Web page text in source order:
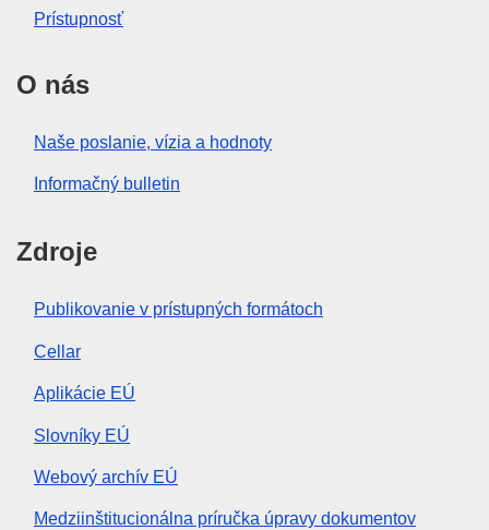
Prístupnosť
O nás
Naše poslanie, vízia a hodnoty
Informačný bulletin
Zdroje
Publikovanie v prístupných formátoch
Cellar
Aplikácie EÚ
Slovníky EÚ
Webový archív EÚ
Medziinštitucionálna príručka úpravy dokumentov